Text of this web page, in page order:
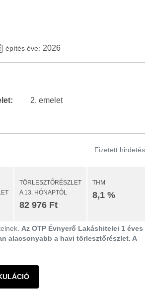
építés éve: 2026
2. emelet
Fizetett hirdetés
TÖRLESZTŐRÉSZLET
A 13. HÓNAPTÓL
82 976 Ft
THM
8,1 %
Az OTP Évnyerő Lakáshitelei 1 éves
alacsonyabb a havi törlesztőrészlet. A